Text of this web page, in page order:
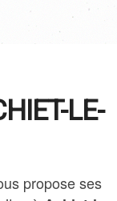
LE-
propose ses